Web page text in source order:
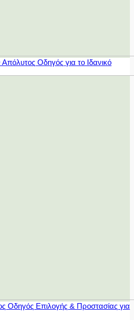
Οδηγός για το Ιδανικό
Οδηγός Επιλογής & Προστασίας για